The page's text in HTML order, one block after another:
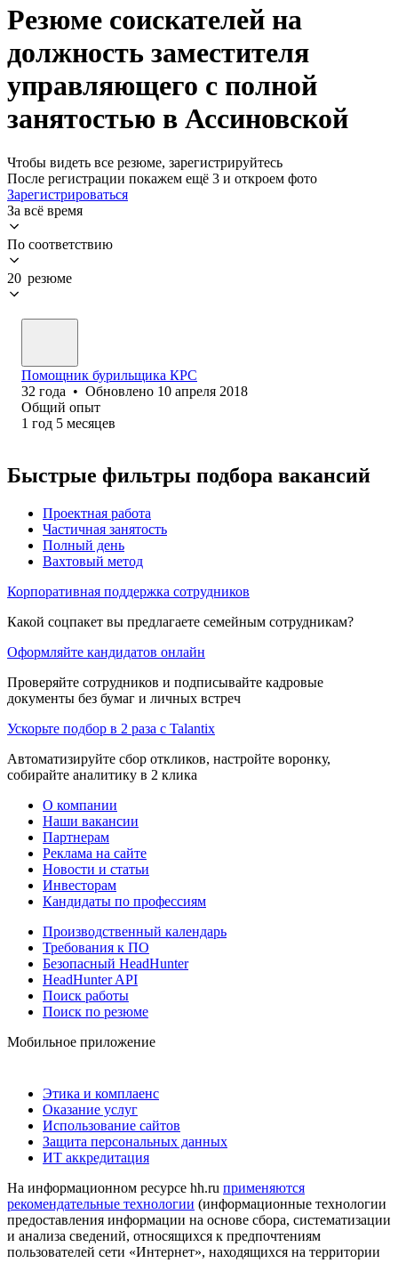
Резюме соискателей на
должность заместителя
управляющего с полной
занятостью в Ассиновской
Чтобы видеть все резюме, зарегистрируйтесь
После регистрации покажем ещё 3 и откроем фото
Зарегистрироваться
За всё время
По соответствию
20 резюме
Помощник бурильщика КРС
32 года • Обновлено 10 апреля 2018
Общий опыт
1 год 5 месяцев
Быстрые фильтры подбора вакансий
Проектная работа
Частичная занятость
Полный день
Вахтовый метод
Корпоративная поддержка сотрудников
Какой соцпакет вы предлагаете семейным сотрудникам?
Оформляйте кандидатов онлайн
Проверяйте сотрудников и подписывайте кадровые
документы без бумаг и личных встреч
Ускорьте подбор в 2 раза с Talantix
Автоматизируйте сбор откликов, настройте воронку,
собирайте аналитику в 2 клика
О компании
Наши вакансии
Партнерам
Реклама на сайте
Новости и статьи
Инвесторам
Кандидаты по профессиям
Производственный календарь
Требования к ПО
Безопасный HeadHunter
HeadHunter API
Поиск работы
Поиск по резюме
Мобильное приложение
Этика и комплаенс
Оказание услуг
Использование сайтов
Защита персональных данных
ИТ аккредитация
На информационном ресурсе hh.ru применяются
рекомендательные технологии (информационные технологии
предоставления информации на основе сбора, систематизации
и анализа сведений, относящихся к предпочтениям
пользователей сети «Интернет», находящихся на территории